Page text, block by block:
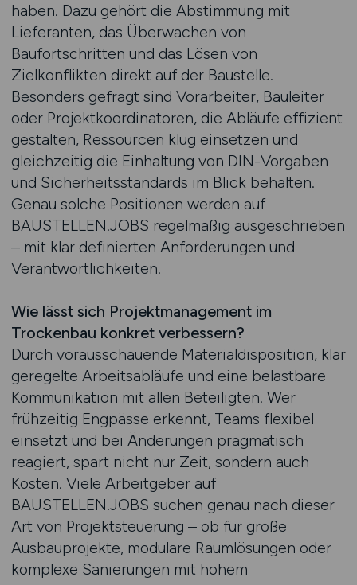
haben. Dazu gehört die Abstimmung mit
Lieferanten, das Überwachen von
Baufortschritten und das Lösen von
Zielkonflikten direkt auf der Baustelle.
Besonders gefragt sind Vorarbeiter, Bauleiter
oder Projektkoordinatoren, die Abläufe effizient
gestalten, Ressourcen klug einsetzen und
gleichzeitig die Einhaltung von DIN-Vorgaben
und Sicherheitsstandards im Blick behalten.
Genau solche Positionen werden auf
BAUSTELLEN.JOBS regelmäßig ausgeschrieben
– mit klar definierten Anforderungen und
Verantwortlichkeiten.
Wie lässt sich Projektmanagement im
Trockenbau konkret verbessern?
Durch vorausschauende Materialdisposition, klar
geregelte Arbeitsabläufe und eine belastbare
Kommunikation mit allen Beteiligten. Wer
frühzeitig Engpässe erkennt, Teams flexibel
einsetzt und bei Änderungen pragmatisch
reagiert, spart nicht nur Zeit, sondern auch
Kosten. Viele Arbeitgeber auf
BAUSTELLEN.JOBS suchen genau nach dieser
Art von Projektsteuerung – ob für große
Ausbauprojekte, modulare Raumlösungen oder
komplexe Sanierungen mit hohem